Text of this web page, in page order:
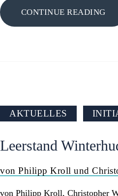
CONTINUE READING
AKTUELLES
Leerstand
von Philipp Kroll und
von Philipp Kroll, Christopher